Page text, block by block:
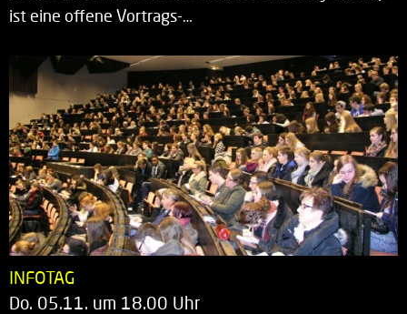
ist eine offene Vortrags-…
INFOTAG
Do. 05.11. um 18.00 Uhr